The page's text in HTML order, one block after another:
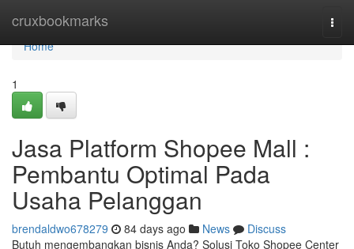
cruxbookmarks
Home
Home
1
Jasa Platform Shopee Mall :
Pembantu Optimal Pada
Usaha Pelanggan
brendaldwo678279 84 days ago News
Discuss
Butuh mengembangkan bisnis Anda? Solusi Toko Shopee Center